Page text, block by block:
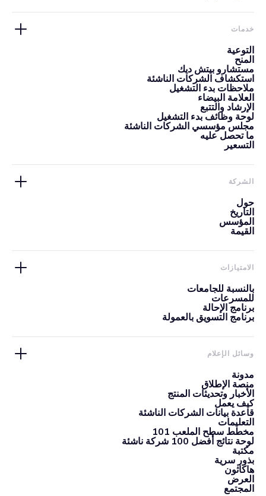
خدمات
التوعية
المنح
مستشارو بيتش ديك
استكشاف الشركات الناشئة
ملاحظات بدء التشغيل
العلامة البيضاء
الإرشاد والتتبع
لوحة وظائف بدء التشغيل
مجلس مؤسسي الشركات الناشئة
ما تحصل عليه
التسعير
الشركة
حول
التاريخ
المؤسس
القيمة
الامتيازات
بالنسبة للجامعات
للمسرعات
برنامج الإحالة
برنامج التسويق بالعمولة
وسائل الإعلام
مدونة
منصة الإطلاق
الأخبار وتحديثات المنتج
كيف يعمل
قاعدة بيانات الشركات الناشئة
التعليمات
مخطط سطح الملعب 101
لوحة نتائج أفضل 100 شركة ناشئة
مكتبة
بذور سرية
هاكاثون
العرض
المجتمع